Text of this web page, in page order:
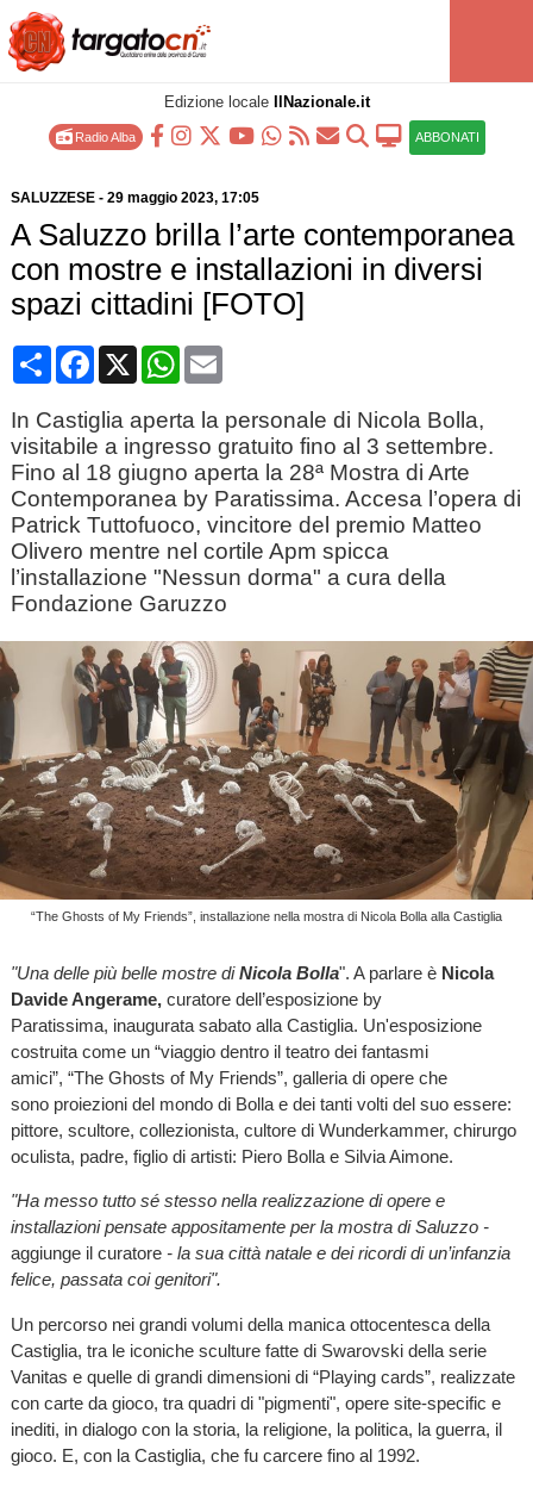
Edizione locale IlNazionale.it
Radio Alba ABBONATI
SALUZZESE- 29 maggio 2023, 17:05
A Saluzzo brilla l’arte contemporanea
con mostre e installazioni in diversi
spazi cittadini [FOTO]
CondividiFacebook
X WhatsApp
Email
In Castiglia aperta la personale di Nicola Bolla,
visitabile a ingresso gratuito fino al 3 settembre.
Fino al 18 giugno aperta la 28ª Mostra di Arte
Contemporanea by Paratissima. Accesa l’opera di
Patrick Tuttofuoco, vincitore del premio Matteo
Olivero mentre nel cortile Apm spicca
l’installazione "Nessun dorma" a cura della
Fondazione Garuzzo
“The Ghosts of My Friends”, installazione nella mostra di Nicola Bolla alla Castiglia
"Una delle più belle mostre diNicola Bolla". A parlare è Nicola
Davide Angerame,curatore dell’esposizione by
Paratissima, inaugurata sabato alla Castiglia. Un'esposizione
costruita come un “viaggio dentro il teatro dei fantasmi
amici”, “The Ghosts of My Friends”, galleria di opere che
sono proiezioni del mondo di Bolla e dei tanti volti del suo essere:
pittore, scultore, collezionista, cultore di Wunderkammer, chirurgo
oculista, padre, figlio di artisti: Piero Bolla e Silvia Aimone.
"Ha messo tutto sé stesso nella realizzazione di opere e
installazioni pensate appositamente per la mostra di Saluzzo -
aggiunge il curatore- la sua città natale e dei ricordi di un’infanzia
felice, passata coi genitori".
Un percorso nei grandi volumi della manica ottocentesca della
Castiglia, tra le iconiche sculture fatte di Swarovski della serie
Vanitas e quelle di grandi dimensioni di “Playing cards”, realizzate
con carte da gioco, tra quadri di "pigmenti", opere site-specific e
inediti, in dialogo con la storia, la religione, la politica, la guerra, il
gioco. E, con la Castiglia, che fu carcere fino al 1992.